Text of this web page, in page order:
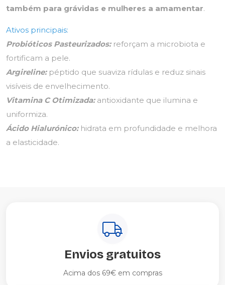
também para grávidas e mulheres a amamentar.
Ativos principais:
Probióticos Pasteurizados:reforçam a microbiota e
fortificam a pele.
Argireline:péptido que suaviza rídulas e reduz sinais
visíveis de envelhecimento.
Vitamina C Otimizada: antioxidante que ilumina e
uniformiza.
Ácido Hialurónico: hidrata em profundidade e melhora
a elasticidade.
Envios gratuitos
Acima dos 69€ em compras